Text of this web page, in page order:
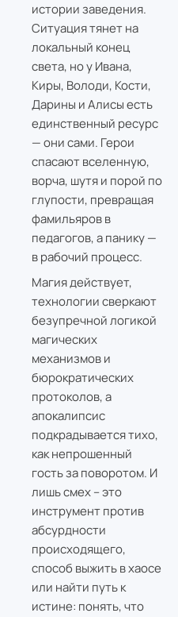
истории заведения.
Ситуация тянет на
локальный конец
света, но у Ивана,
Киры, Володи, Кости,
Дарины и Алисы есть
единственный ресурс
— они сами. Герои
спасают вселенную,
ворча, шутя и порой по
глупости, превращая
фамильяров в
педагогов, а панику —
в рабочий процесс.
Магия действует,
технологии сверкают
безупречной логикой
магических
механизмов и
бюрократических
протоколов, а
апокалипсис
подкрадывается тихо,
как непрошенный
гость за поворотом. И
лишь смех – это
инструмент против
абсурдности
происходящего,
способ выжить в хаосе
или найти путь к
истине: понять, что